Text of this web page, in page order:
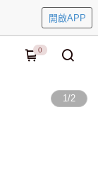
開啟APP
0
1/2